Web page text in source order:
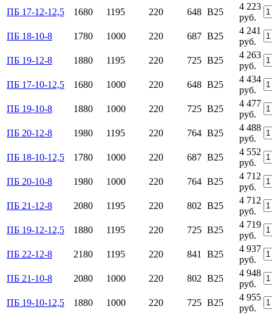
ПБ 17-12-12,5
1680 1195 220 648 B25
4 223
руб.
ПБ 18-10-8
1780 1000 220 687 B25
4 241
руб.
ПБ 19-12-8
1880 1195 220 725 B25
4 263
руб.
ПБ 17-10-12,5
1680 1000 220 648 B25
4 434
руб.
ПБ 19-10-8
1880 1000 220 725 B25
4 477
руб.
ПБ 20-12-8
1980 1195 220 764 B25
4 488
руб.
ПБ 18-10-12,5
1780 1000 220 687 B25
4 552
руб.
ПБ 20-10-8
1980 1000 220 764 B25
4 712
руб.
ПБ 21-12-8
2080 1195 220 802 B25
4 712
руб.
ПБ 19-12-12,5
1880 1195 220 725 B25
4 719
руб.
ПБ 22-12-8
2180 1195 220 841 B25
4 937
руб.
ПБ 21-10-8
2080 1000 220 802 B25
4 948
руб.
ПБ 19-10-12,5
1880 1000 220 725 B25
4 955
руб.